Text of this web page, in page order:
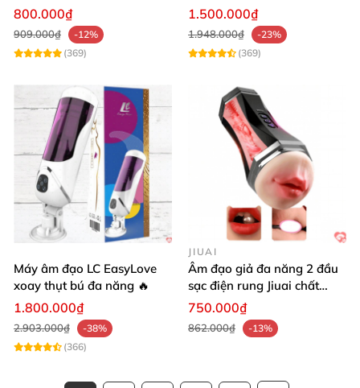
Pokemon siêu kích thích
800.000₫
909.000₫
-12%
(369)
đã giá tốt
1.500.000₫
1.948.000₫
-23%
(369)
Máy âm đạo LC EasyLove
xoay thụt bú đa năng 🔥
1.800.000₫
2.903.000₫
-38%
(366)
JIUAI
Âm đạo giả đa năng 2 đầu
sạc điện rung Jiuai chất
lượng cao
750.000₫
862.000₫ -13%